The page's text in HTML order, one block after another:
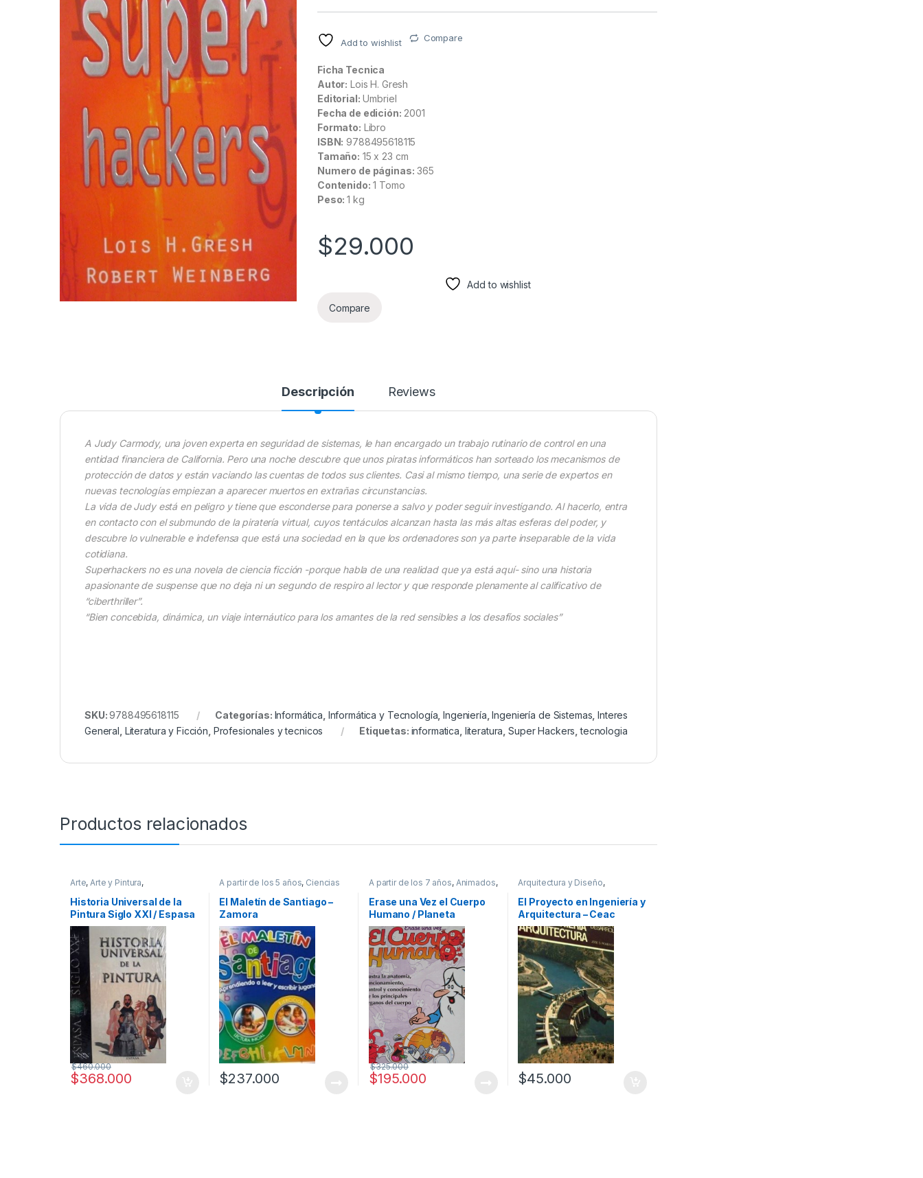
Add to wishlist Compare
Ficha Tecnica
Autor: Lois H. Gresh
Editorial: Umbriel
Fecha de edición: 2001
Formato: Libro
ISBN: 9788495618115
Tamaño: 15 x 23 cm
Numero de páginas: 365
Contenido: 1 Tomo
Peso:1 kg
$29.000
Add to wishlist
Compare
Descripción Reviews
A Judy Carmody, una joven experta en seguridad de sistemas, le han encargado un trabajo rutinario de control en una
entidad financiera de California. Pero una noche descubre que unos piratas informáticos han sorteado los mecanismos de
protección de datos y están vaciando las cuentas de todos sus clientes. Casi al mismo tiempo, una serie de expertos en
nuevas tecnologías empiezan a aparecer muertos en extrañas circunstancias.
La vida de Judy está en peligro y tiene que esconderse para ponerse a salvo y poder seguir investigando. Al hacerlo, entra
en contacto con el submundo de la piratería virtual, cuyos tentáculos alcanzan hasta las más altas esferas del poder, y
descubre lo vulnerable e indefensa que está una sociedad en la que los ordenadores son ya parte inseparable de la vida
cotidiana.
Superhackers no es una novela de ciencia ficción -porque habla de una realidad que ya está aquí- sino una historia
apasionante de suspense que no deja ni un segundo de respiro al lector y que responde plenamente al calificativo de
“ciberthriller”.
“Bien concebida, dinámica, un viaje internáutico para los amantes de la red sensibles a los desafíos sociales”
SKU:9788495618115 Categorías: Informática Informática y Tecnología ,Ingeniería ,Ingeniería de Sistemas ,Interes
General Literatura y Ficción Profesionales y tecnicos Etiquetas: informatica literatura ,Super Hackers ,tecnologia
Productos relacionados
Arte,Arte y Pintura,
Profesionales y tecnicos
Historia Universal de la
Pintura Siglo XXI / Espasa
$368.000
$460.000
A partir de los 5 años, Ciencias
Sociales
Educación y Pedagogía,Infantil
Interes General,Padres e Hijos
Profesionales y tecnicos
El Maletín de Santiago –
Zamora
$237.000
A partir de los 7 años, Animados,
Ciencias Sociales
Niños,Didácticos ,Educación y
Pedagogía,Profesionales y
tecnicos
Erase una Vez el Cuerpo
Humano / Planeta
$195.000
$325.000
Arquitectura y Diseño,
Arquitectura y Urbanismo
Ingeniería,Ingeniería Civil,
Profesionales y tecnicos
El Proyecto en Ingeniería y
Arquitectura – Ceac
$45.000